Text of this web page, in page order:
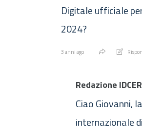
Digitale ufficiale
2024?
3 anni ago
Redazione
Ciao Giovanni,
internazionale di